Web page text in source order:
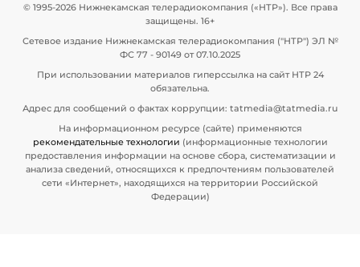
© 1995-2026 Нижнекамская телерадиокомпания («НТР»). Все права
защищены. 16+
Сетевое издание Нижнекамская телерадиокомпания ("НТР") ЭЛ №
ФС 77 - 90149 от 07.10.2025
При использовании материалов гиперссылка на сайт НТР 24
обязательна.
Адрес для сообщений о фактах коррупции: tatmedia@tatmedia.ru
На информационном ресурсе (сайте) применяются
рекомендательные технологии (информационные технологии
предоставления информации на основе сбора, систематизации и
анализа сведений, относящихся к предпочтениям пользователей
сети «Интернет», находящихся на территории Российской
Федерации)